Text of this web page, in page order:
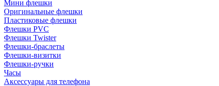
Мини флешки
Оригинальные флешки
Пластиковые флешки
Флешки PVC
Флешки Twister
Флешки-браслеты
Флешки-визитки
Флешки-ручки
Часы
Аксессуары для телефона